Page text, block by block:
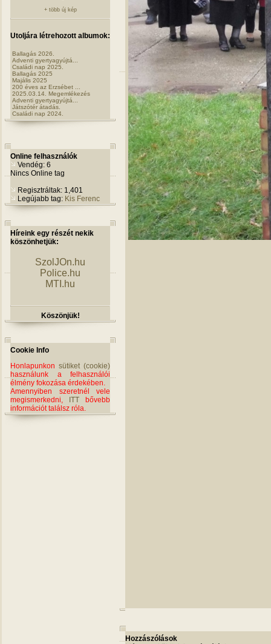
+ több új kép
Utoljára létrehozott albumok:
Ballagás 2026.
Adventi gyertyagyújtá...
Családi nap 2025.
Ballagás 2025
Majális 2025
200 éves az Erzsébet ...
2025.03.14. Megemlékezés
Adventi gyertyagyújtá...
Játszótér átadás.
Családi nap 2024.
Online felhasználók
Vendég: 6
Nincs Online tag
Regisztráltak: 1,401
Legújabb tag: Kis Ferenc
Híreink egy részét nekik
köszönhetjük:
SzolJOn.hu
Police.hu
MTI.hu
Köszönjük!
Cookie Info
Honlapunkon sütiket (cookie)
használunk a felhasználói
élmény fokozása érdekében.
Amennyiben szeretnél vele
megismerkedni,
ITT bővebb
információt találsz róla.
Hozzászólások